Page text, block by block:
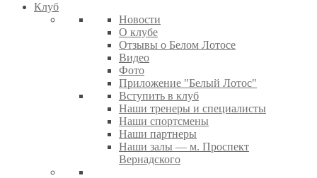
Клуб
Новости
О клубе
Отзывы о Белом Лотосе
Видео
Фото
Приложение "Белый Лотос"
Вступить в клуб
Наши тренеры и специалисты
Наши спортсмены
Наши партнеры
Наши залы — м. Проспект
Вернадского